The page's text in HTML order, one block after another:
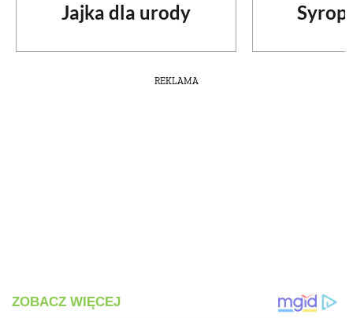
Jajka dla urody Syrop
REKLAMA